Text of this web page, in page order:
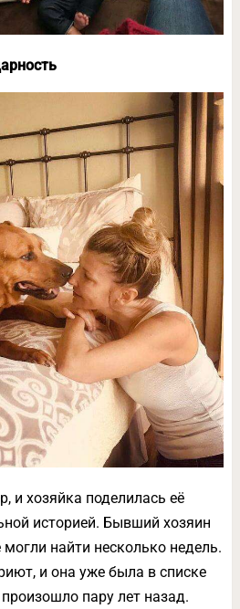
и хозяйка поделилась её
историей. Бывший хозяин
найти несколько недель.
и она уже была в списке
пару лет назад.